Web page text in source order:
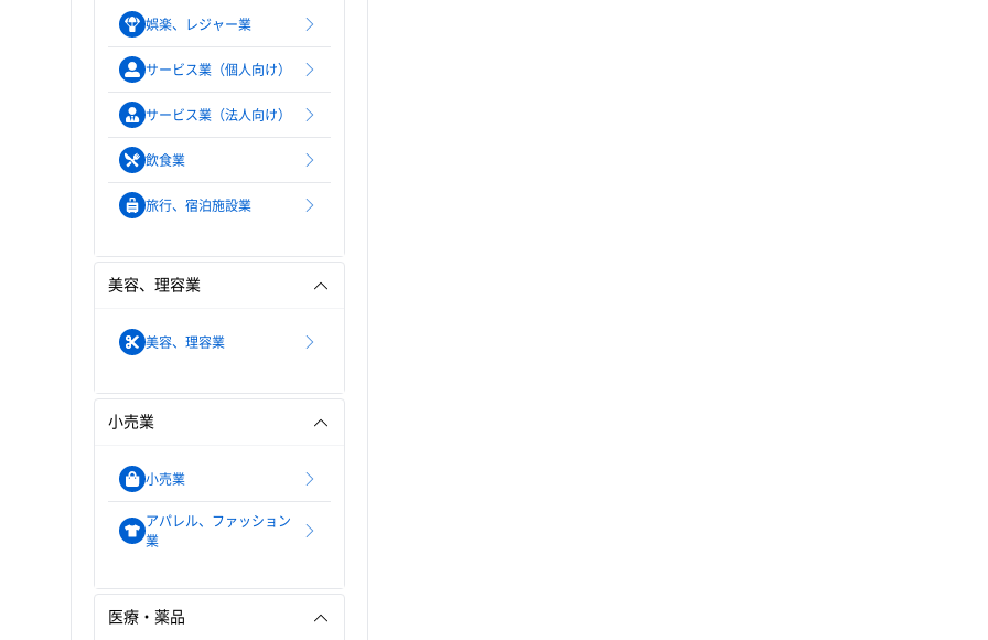
娯楽、レジャー業
サービス業（個人向け）
サービス業（法人向け）
飲食業
旅行、宿泊施設業
美容、理容業
美容、理容業
小売業
小売業
アパレル、ファッション
業
医療・薬品